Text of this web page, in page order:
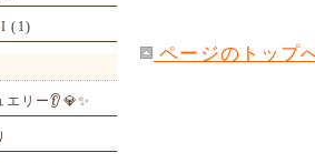
(1)
リー👂💎✨
ページのトップ